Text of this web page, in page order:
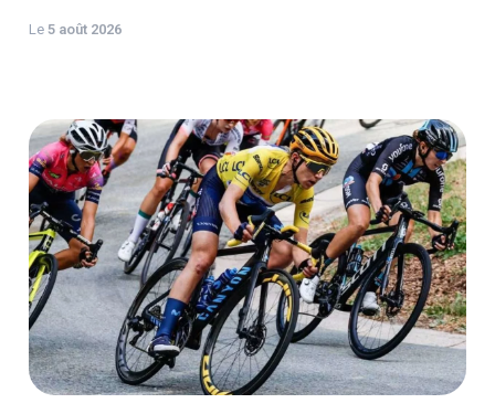
Le5 août 2026